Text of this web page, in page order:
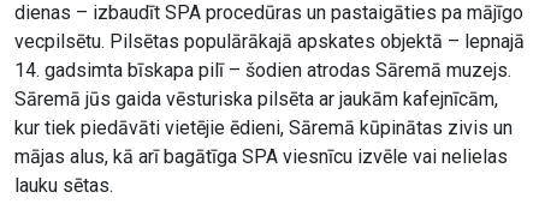
dienas – izbaudīt SPA procedūras un pastaigāties pa mājīgo
vecpilsētu. Pilsētas populārākajā apskates objektā – lepnajā
14. gadsimta bīskapa pilī – šodien atrodas Sāremā muzejs.
Sāremā jūs gaida vēsturiska pilsēta ar jaukām kafejnīcām,
kur tiek piedāvāti vietējie ēdieni, Sāremā kūpinātas zivis un
mājas alus, kā arī bagātīga SPA viesnīcu izvēle vai nelielas
lauku sētas.